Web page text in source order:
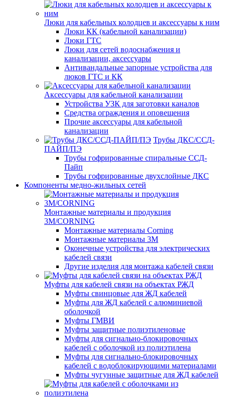
Люки для кабельных колодцев и аксессуары к ним
Люки КК (кабельной канализации)
Люки ГТС
Люки для сетей водоснабжения и
канализации, аксессуары
Антивандальные запорные устройства для
люков ГТС и КК
Аксессуары для кабельной канализации
Устройства УЗК для заготовки каналов
Средства ограждения и оповещения
Прочие аксессуары для кабельной
канализации
Трубы ДКС/ССД-
ПАЙП/ПЭ
Трубы гофрированные спиральные ССД-
Пайп
Трубы гофрированные двухслойные ДКС
Компоненты медно-жильных сетей
Монтажные материалы и продукция
3M/CORNING
Монтажные материалы Corning
Монтажные материалы 3M
Оконечные устройства для электрических
кабелей связи
Другие изделия для монтажа кабелей связи
Муфты для кабелей связи на объектах РЖД
Муфты свинцовые для ЖД кабелей
Муфты для ЖД кабелей с алюминиевой
оболочкой
Муфты ГМВИ
Муфты защитные полиэтиленовые
Муфты для сигнально-блокировочных
кабелей с оболочкой из полиэтилена
Муфты для сигнально-блокировочных
кабелей с водоблокирующими материалами
Муфты чугунные защитные для ЖД кабелей